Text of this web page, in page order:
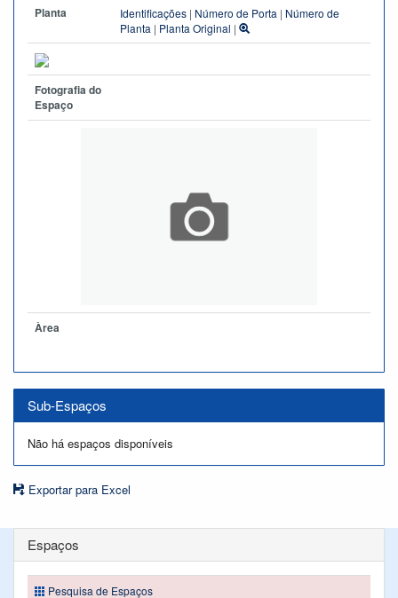
Planta
Identificações | Número de Porta | Número de
Planta | Planta Original |
Fotografia do
Espaço
Àrea
Sub-Espaços
Não há espaços disponíveis
Exportar para Excel
Espaços
Pesquisa de Espaços